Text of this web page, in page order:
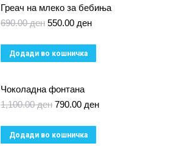
Греач на млеко за бебиња
690.00ден Original
was:
690.00 ден.
550.00 денCurrent
is:
Додади во кошничка
Чоколадна фонтана
1,100.00ден Original
was:
1,100.00 ден.
790.00 денCurrent
Додади во кошничка